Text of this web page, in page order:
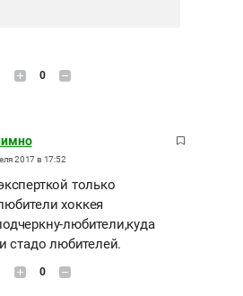
0
2017 в 17:52
только
хоккея
любители,куда
стадо любителей.
0